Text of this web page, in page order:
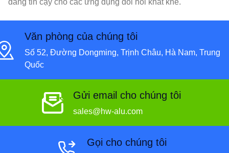
đáng tin cậy cho các ứng dụng đòi hỏi khắt khe.
Văn phòng của chúng tôi
Số 52, Đường Dongming, Trịnh Châu, Hà Nam, Trung
Quốc
Gửi email cho chúng tôi
sales@hw-alu.com
Gọi cho chúng tôi